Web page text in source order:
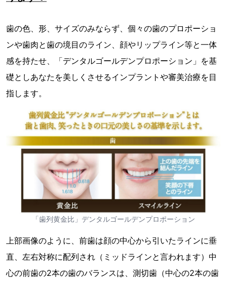
歯の色、形、サイズのみならず、個々の歯のプロポーショ
ンや歯肉と歯の境目のライン、顔やリップライン等と一体
感を持たせ、「デンタルゴールデンプロポーション」を基
礎としあなたを美しくさせるインプラントや審美治療を目
指します。
「歯列黄金比」デンタルゴールデンプロポーション
上部画像のように、前歯は顔の中心から引いたラインに垂
直、左右対称に配列され（ミッドラインと言われます）中
心の前歯の2本の歯のバランスは、測切歯（中心の2本の歯